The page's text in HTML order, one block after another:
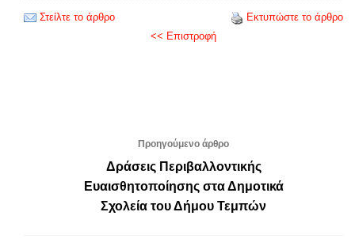
Στείλτε το άρθρο
Εκτυπώστε το άρθρο
<< Επιστροφή
Προηγούμενο άρθρο
Δράσεις Περιβαλλοντικής
Ευαισθητοποίησης στα Δημοτικά
Σχολεία του Δήμου Τεμπών